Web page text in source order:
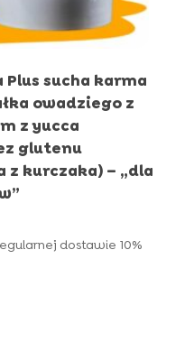
sucha karma
owadziego z
z yucca
glutenu
z kurczaka) – „dla
dostawie 10%